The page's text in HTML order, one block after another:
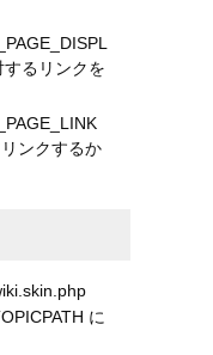
るリンクを
ンクするか
に